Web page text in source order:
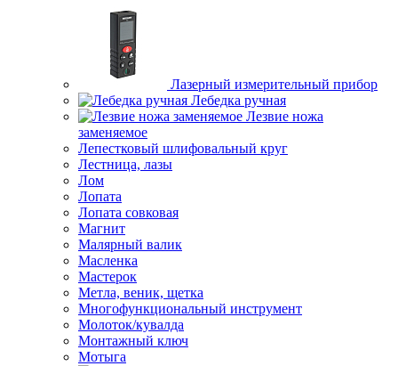
Лазерный измерительный прибор
Лебедка ручная
Лезвие ножа
заменяемое
Лепестковый шлифовальный круг
Лестница, лазы
Лом
Лопата
Лопата совковая
Магнит
Малярный валик
Масленка
Мастерок
Метла, веник, щетка
Многофункциональный инструмент
Молоток/кувалда
Монтажный ключ
Мотыга